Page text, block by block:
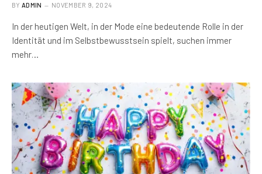
BY ADMIN NOVEMBER 9, 2024
In der heutigen Welt, in der Mode eine bedeutende Rolle in der
Identität und im Selbstbewusstsein spielt, suchen immer
mehr…